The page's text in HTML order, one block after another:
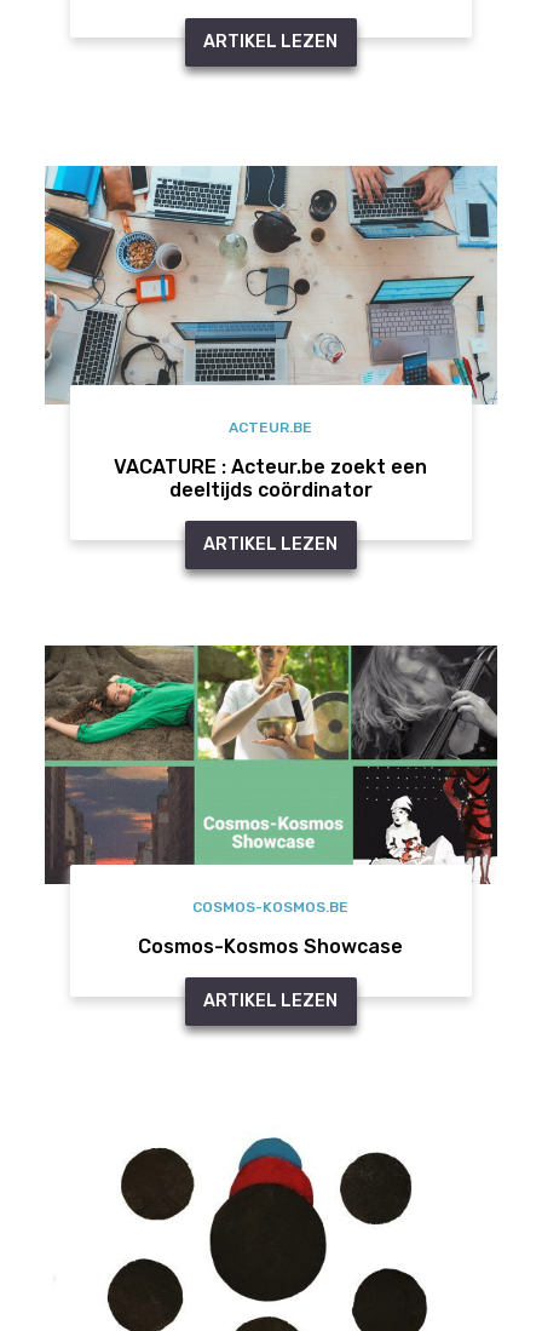
ARTIKEL LEZEN
ACTEUR.BE
VACATURE : Acteur.be zoekt een
deeltijds coördinator
ARTIKEL LEZEN
COSMOS-KOSMOS.BE
Cosmos-Kosmos Showcase
ARTIKEL LEZEN